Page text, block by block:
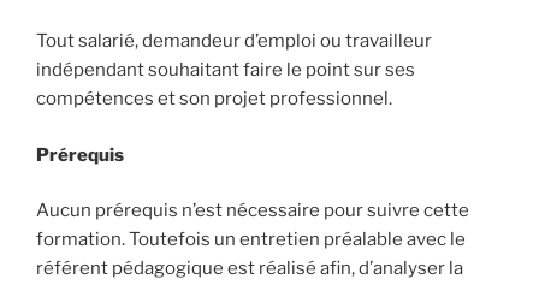
Tout salarié, demandeur d’emploi ou travailleur
indépendant souhaitant faire le point sur ses
compétences et son projet professionnel.
Prérequis
Aucun prérequis n’est nécessaire pour suivre cette
formation. Toutefois un entretien préalable avec le
référent pédagogique est réalisé afin, d’analyser la